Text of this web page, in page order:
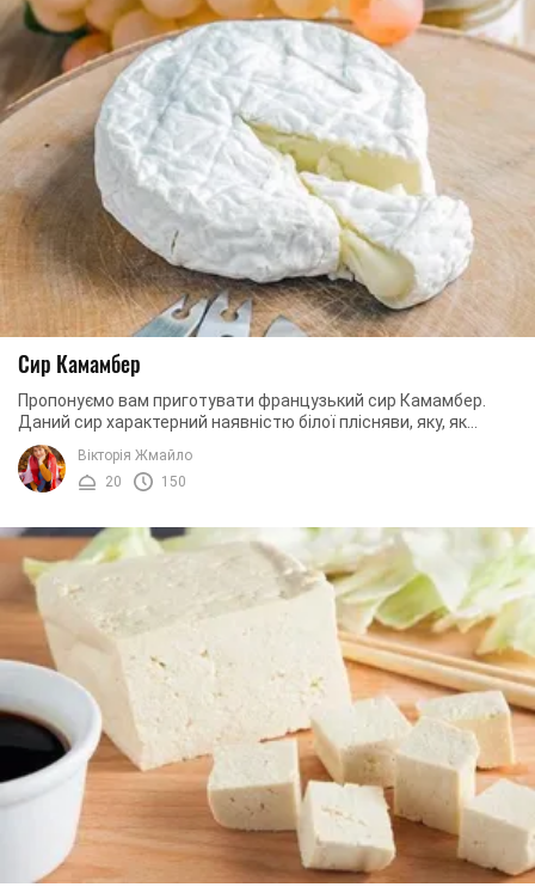
Сир Камамбер
Пропонуємо вам приготувати французький сир Камамбер.
Даний сир характерний наявністю білої плісняви, яку, як
правило, не дуже видно на самому сирі, ...
Вікторія Жмайло
20
150